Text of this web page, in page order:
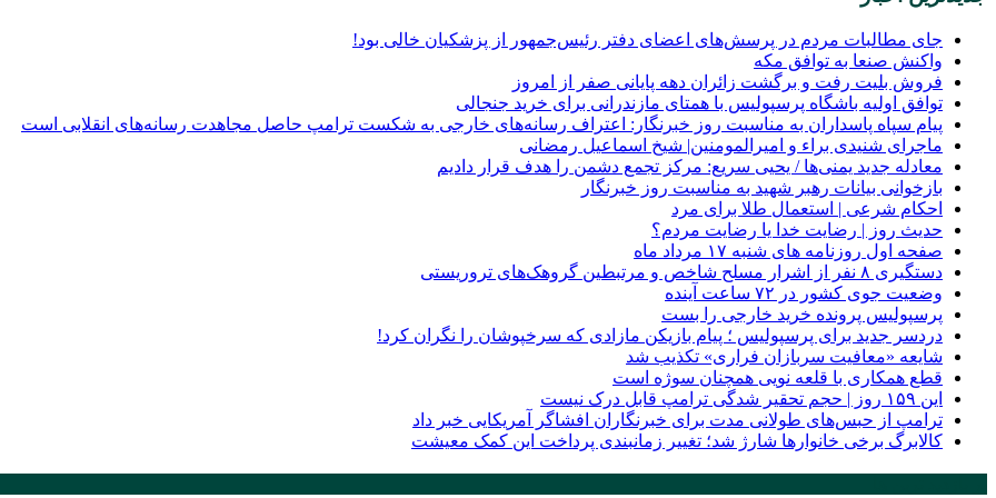
جای مطالبات مردم در پرسش‌های اعضای دفتر رئیس‌جمهور از پزشکیان خالی بود!
واکنش صنعا به توافق مکه
فروش بلیت رفت و برگشت زائران دهه پایانی صفر از امروز
توافق اولیه باشگاه پرسپولیس با همتای مازندرانی برای خرید جنجالی
پیام سپاه پاسداران به مناسبت روز خبرنگار: اعتراف رسانه‌های خارجی به شکست ترامپ حاصل مجاهدت رسانه‌های انقلابی است
ماجرای شنیدی براء و امیرالمومنین| شیخ اسماعیل رمضانی
معادله جدید یمنی‌ها / یحیی سریع: مرکز تجمع دشمن را هدف قرار دادیم
بازخوانی بیانات رهبر شهید به مناسبت روز خبرنگار
احکام شرعی | استعمال طلا برای مرد
حدیث روز | رضایت خدا یا رضایت مردم؟
صفحه اول روزنامه‌ های شنبه ۱۷ مرداد ماه
دستگیری ۸ نفر از اشرار مسلح شاخص و مرتبطین گروهک‌های تروریستی
وضعیت جوی کشور در ۷۲ ساعت آینده
پرسپولیس پرونده خرید خارجی را بست
دردسر جدید برای پرسپولیس ؛ پیام بازیکن مازادی که سرخپوشان را نگران کرد!
شایعه «معافیت سربازان فراری» تکذیب شد
قطع همکاری با قلعه نویی همچنان سوژه است
این ۱۵۹ روز | حجم تحقیر شدگی ترامپ قابل درک نیست
ترامپ از حبس‌های طولانی مدت برای خبرنگاران افشاگر آمریکایی خبر داد
کالابرگ برخی خانوارها شارژ شد؛ تغییر زمانبندی پرداخت این کمک معیشت